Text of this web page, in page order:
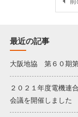
最近の記事
大阪地協 第６０期第
２０２１年度電機連
会議を開催しました